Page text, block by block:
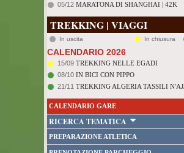
05/12 MARATONA DI SHANGHAI | 42K
TREKKING | VIAGGI
In uscita In chiusura
CALENDARIO 2026
15/09 TREKKING NELLE EGADI
08/10 IN BICI CON PIPPO
21/11 TREKKING ALGERIA TASSILI
CALENDARIO GARE
RICERCA TEMATICA
PREPARAZIONE ATLETICA